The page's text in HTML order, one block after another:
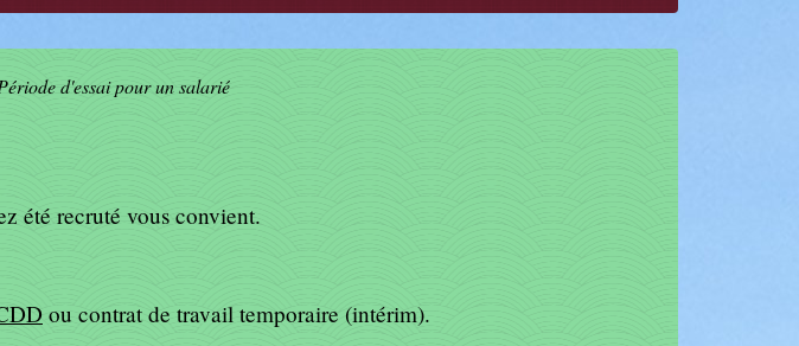
d'essai pour un salarié
été recruté vous convient.
ou contrat de travail temporaire (intérim).